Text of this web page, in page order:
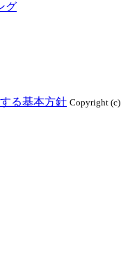
グ
る基本方針 Copyright (c)